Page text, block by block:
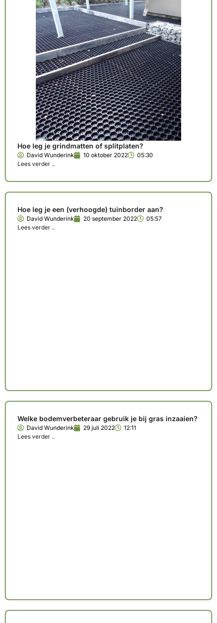
Hoe leg je grindmatten of splitplaten?
David Wunderink 10 oktober 2022
05:30
Lees verder ..
Hoe leg je een (verhoogde) tuinborder aan?
David Wunderink 20 september 2022
05:57
Lees verder ..
Welke bodemverbeteraar gebruik je bij gras inzaaien?
David Wunderink 29 juli 2022
12:11
Lees verder ..